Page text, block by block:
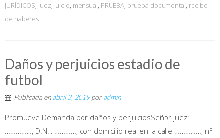
JURÍDICOS, juez, juicio, mensual, PRUEBA, prueba documental, recibo
de haberes
Daños y perjuicios estadio de
futbol
Publicada en abril 3, 2019poradmin
Promueve Demanda por daños y perjuiciosSeñor juez:
……………, D.N.I. …………, con domicilio real en la calle ……………, n°